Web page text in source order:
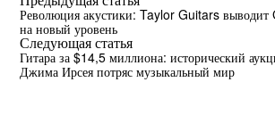
Революция акустики: Taylor Guitars
на новый уровень
Следующая статья
Гитара за $14,5 миллиона: исторический
Джима Ирсея потряс музыкальный мир